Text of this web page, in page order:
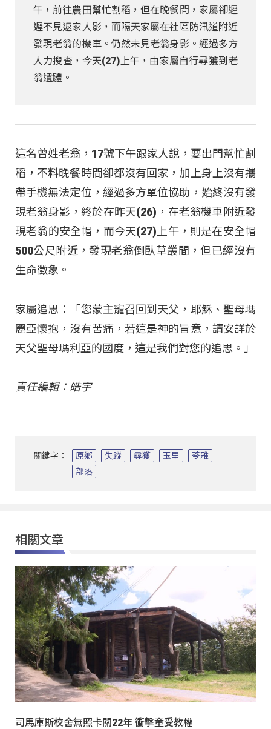
午，前往農田幫忙割稻，但在晚餐間，家屬卻遲
遲不見返家人影，而隔天家屬在社區防汛道附近
發現老翁的機車。仍然未見老翁身影。經過多方
人力搜查，今天(27)上午，由家屬自行尋獲到老
翁遺體。
這名曾姓老翁，17號下午跟家人說，要出門幫忙割
稻，不料晚餐時間卻都沒有回家，加上身上沒有攜
帶手機無法定位，經過多方單位協助，始終沒有發
現老翁身影，終於在昨天(26)，在老翁機車附近發
現老翁的安全帽，而今天(27)上午，則是在安全帽
500公尺附近，發現老翁倒臥草叢間，但已經沒有
生命徵象。
家屬追思：「您蒙主寵召回到天父，耶穌、聖母瑪
麗亞懷抱，沒有苦痛，若這是神的旨意，請安詳於
天父聖母瑪利亞的國度，這是我們對您的追思。」
責任編輯：皓宇
關鍵字： 原鄉 失蹤 尋獲 玉里
苓雅
部落
相關文章
司馬庫斯校舍無照卡關22年 衝擊童受教權